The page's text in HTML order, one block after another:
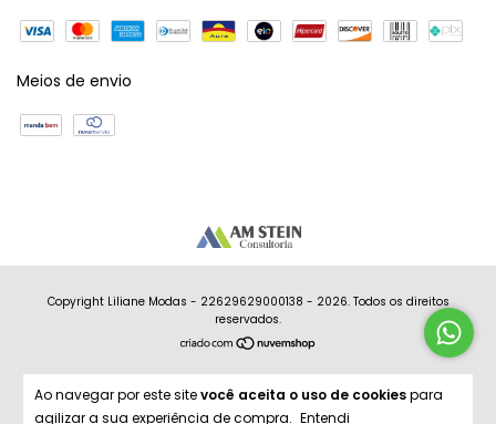
Ao navegar por este sitevocê aceita o uso de cookiespara
agilizar a sua experiência de compra. Entendi
Meios de envio
Copyright Liliane Modas - 22629629000138 - 2026. Todos os direitos
reservados.